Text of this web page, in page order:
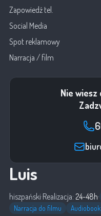
Zapowiedź tel.
Social Media
Spot reklamowy
Narracja / film
Nie wiesz
Luis
hiszpański·Realizacja: 24-48h·
Narracja do filmu
Audiobook